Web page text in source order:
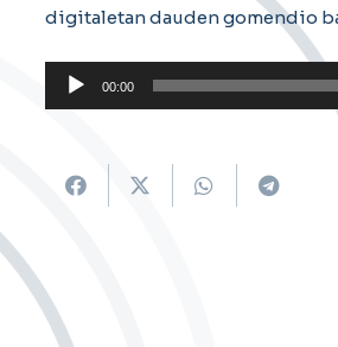
digitaletan dauden gomendio
Soinu
erreproduzigailua
00:00